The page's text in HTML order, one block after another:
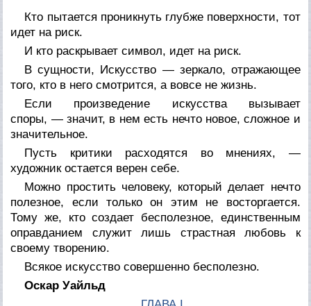
Кто пытается проникнуть глубже поверхности, тот
идет на риск.
И кто раскрывает символ, идет на риск.
В сущности, Искусство — зеркало, отражающее
того, кто в него смотрится, а вовсе не жизнь.
Если произведение искусства вызывает
споры, — значит, в нем есть нечто новое, сложное и
значительное.
Пусть критики расходятся во мнениях, —
художник остается верен себе.
Можно простить человеку, который делает нечто
полезное, если только он этим не восторгается.
Тому же, кто создает бесполезное, единственным
оправданием служит лишь страстная любовь к
своему творению.
Всякое искусство совершенно бесполезно.
Оскар Уайльд